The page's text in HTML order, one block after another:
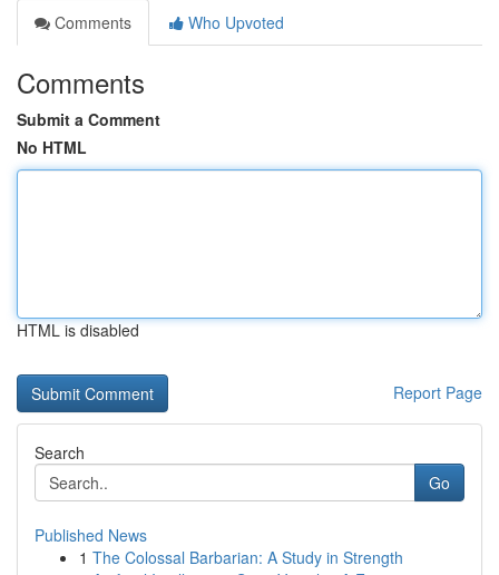
Comments
Who Upvoted
Comments
Submit a Comment
No HTML
HTML is disabled
Report Page
Search
Go
Published News
1 The Colossal Barbarian: A Study in Strength